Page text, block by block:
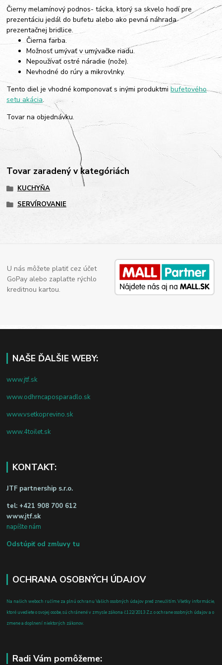
Čierny melamínový podnos- tácka, ktorý sa skvelo hodí pre
prezentáciu jedál do bufetu alebo ako pevná náhrada
prezentačnej bridlice.
Čierna farba.
Možnosť umývať v umývačke riadu.
Nepoužívať ostré náradie (nože).
Nevhodné do rúry a mikrovlnky.
Tento diel je vhodné komponovať s inými produktmibufetového
setu akácia.
Tovar na objednávku.
Tovar zaradený v kategóriách
KUCHYŇA
SERVÍROVANIE
U nás môžete platiť cez účet
GoPay alebo zaplaťte rýchlo
kreditnou kartou.
NAŠE ĎALŠIE WEBY:
www.jtf.sk
www.odhrncaposparadlo.sk
www.vsetkoprevino.sk
www.4toilet.sk
KONTAKT:
JTF partnership s.r.o.
tel: +421 908 700 612
www.jtf.sk
napíšte nám
Odstúpiť od zmluvy tu
OCHRANA OSOBNÝCH ÚDAJOV
Na našich weboch ručíme za plnú ochranu Vašich osobných údajov pred zneužitím. Všetky informácie,
ktoré uvediete o svojej osobe, sú chránené v zmysle zákona č.122/2013 Z.z. o ochrane osobných údajov a o
zmene a doplnení niektorých zákonov.
Radi Vám pomôžeme: